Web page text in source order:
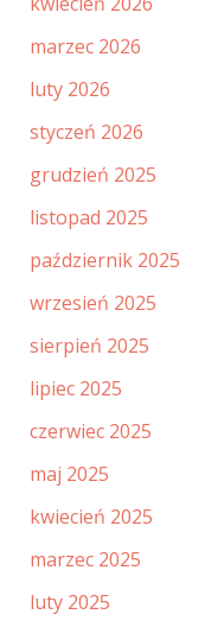
marzec 2026
luty 2026
styczeń 2026
grudzień 2025
listopad 2025
październik 2025
wrzesień 2025
sierpień 2025
lipiec 2025
czerwiec 2025
maj 2025
kwiecień 2025
marzec 2025
luty 2025